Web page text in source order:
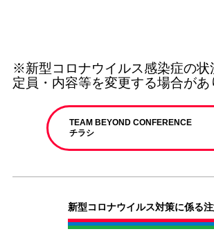
※新型コロナウイルス感染症の状
定員・内容等を変更する場合があ
TEAM BEYOND CONFERENCE
チラシ
新型コロナウイルス対策に係る